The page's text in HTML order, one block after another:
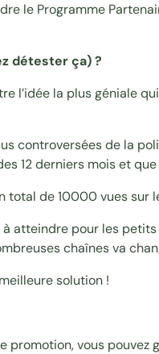
le Programme
détester ça) ?
l’idée la plus géniale
controversées de la
12 derniers mois et
total de 10000 vues
atteindre pour les
chaînes va
solution !
vous pouvez